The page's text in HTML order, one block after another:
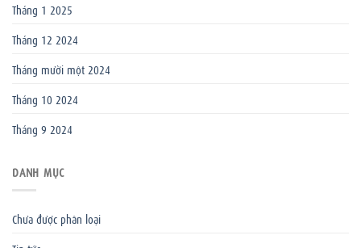
Tháng 1 2025
Tháng 12 2024
Tháng mười một 2024
Tháng 10 2024
Tháng 9 2024
DANH MỤC
Chưa được phân loại